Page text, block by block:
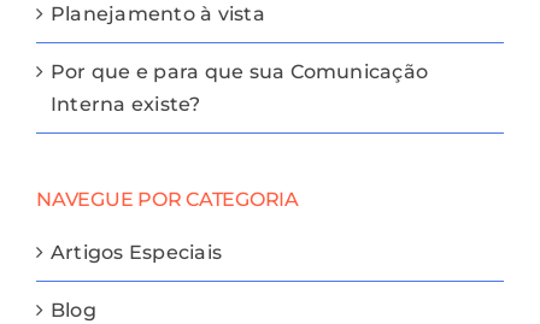
Planejamento à vista
Por que e para que sua Comunicação
Interna existe?
NAVEGUE POR CATEGORIA
Artigos Especiais
Blog